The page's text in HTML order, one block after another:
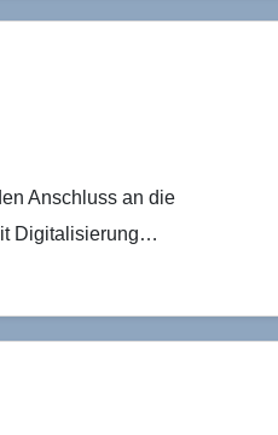
Anschluss an die
Digitalisierung…